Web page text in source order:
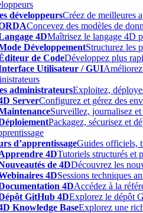
développeursCréez de meilleures
Concevez des modèles de
4DMaîtrisez le langage 4D
DéveloppementStructurez les
de CodeDéveloppez plus
Utilisateur / GUIAméliorez
administrateursExploitez,
ServerConfigurez et gérez des
Surveillez, journalisez
Packagez, sécurisez et
d’apprentissageGuides officiels,
4DTutoriels structurés et
de 4DDécouvrez les
4DSessions techniques
4DAccédez à la
GitHub 4DExplorez le dépôt
Knowledge BaseExplorez une